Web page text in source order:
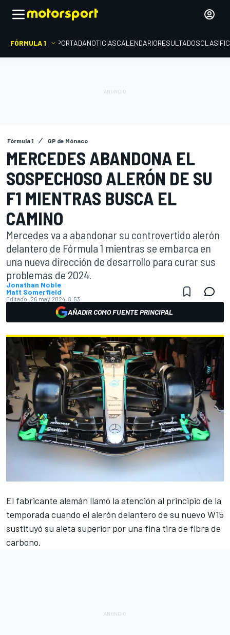
FÓRMULA 1 PORTADANOTICIASCALENDARIORESULTADOS
Fórmula 1 GP de Mónaco
MERCEDES ABANDONA EL
SOSPECHOSO ALERÓN DE SU
F1 MIENTRAS BUSCA EL
CAMINO
Mercedes va a abandonar su controvertido alerón
delantero de Fórmula 1 mientras se embarca en
una nueva dirección de desarrollo para curar sus
problemas de 2024.
Jonathan Noble
Matt Somerfield
Editado: 26 may 2024, 8:53
AÑADIR COMO FUENTE PRINCIPAL
El fabricante alemán llamó la atención al principio de la
temporada cuando el alerón delantero de su nuevo W15
sustituyó su aleta superior por una fina tira de fibra de
carbono.